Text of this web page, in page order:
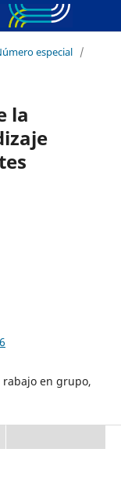
especial /
la
en grupo,